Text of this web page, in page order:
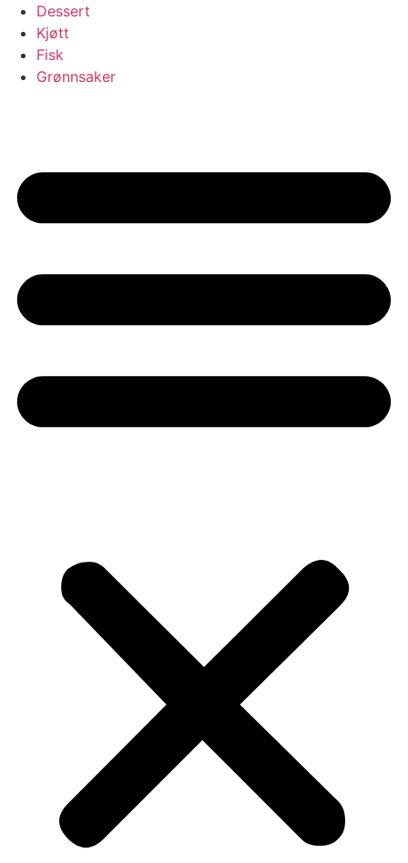
Dessert
Kjøtt
Fisk
Grønnsaker